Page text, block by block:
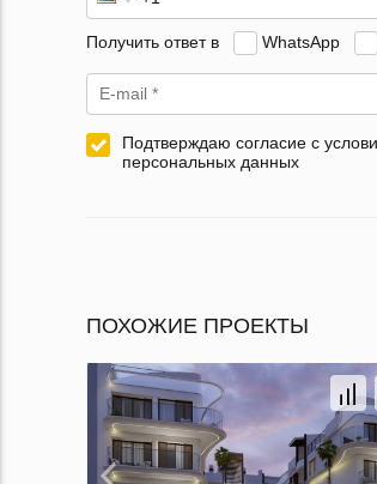
Получить ответ в WhatsApp
Подтверждаю согласие с
персональных данных
ПОХОЖИЕ ПРОЕКТЫ